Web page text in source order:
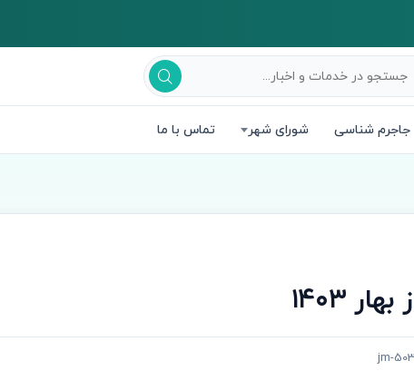
جاجرم شناسی شورای شهر تماس با ما
۱۴۰۳